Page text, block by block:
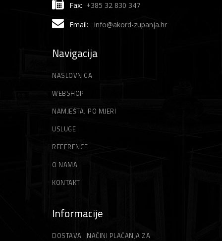
Fax: +385 32 830 347
Email: info@akord-zupanja.hr
Navigacija
NASLOVNICA
WEBSHOP
NAMJEŠTAJ PO MJERI
USLUGE
REFERENCE
O NAMA
KONTAKT
Informacije
DOSTAVA I NAČINI PLAĆANJA ZA